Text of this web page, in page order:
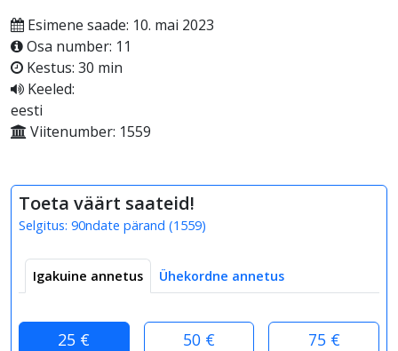
Esimene saade: 10. mai 2023
Osa number: 11
Kestus: 30 min
Keeled:
eesti
Viitenumber: 1559
Toeta väärt saateid!
Selgitus: 90ndate pärand (1559)
Igakuine annetus Ühekordne annetus
25 € 50 € 75 €